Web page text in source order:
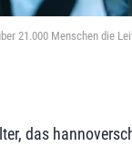
21.000 Menschen die
das